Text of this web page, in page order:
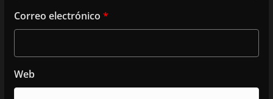
Correo electrónico *
Web